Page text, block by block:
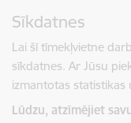
Sīkdatnes
Lai šī tīmekļvietne
sīkdatnes. Ar Jūsu
izmantotas statistikas
Lūdzu, atzīmējiet